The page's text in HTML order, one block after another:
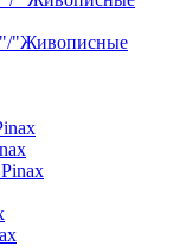
"Живописные